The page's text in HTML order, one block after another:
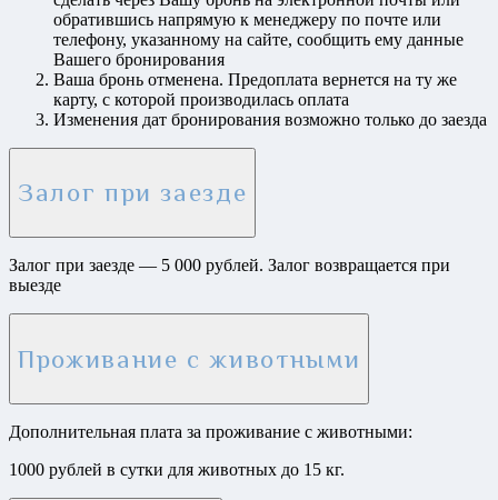
обратившись напрямую к менеджеру по почте или
телефону, указанному на сайте, сообщить ему данные
Вашего бронирования
Ваша бронь отменена. Предоплата вернется на ту же
карту, с которой производилась оплата
Изменения дат бронирования возможно только до заезда
Залог при заезде
Залог при заезде — 5 000 рублей. Залог возвращается при
выезде
Проживание с животными
Дополнительная плата за проживание с животными:
1000 рублей в сутки для животных до 15 кг.